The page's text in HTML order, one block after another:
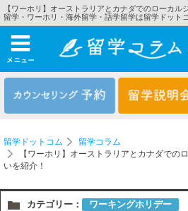
【ワーホリ】オーストラリアとカナダでのローカル
留学・ワーホリ・海外留学・語学留学は留学ドット
メニュー
留学ドットコム
留学コラム
【ワーホリ】オーストラリアとカナダでの
いを紹介！
カテゴリー： ワーキングホリデー